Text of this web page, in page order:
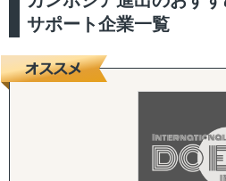
サポート企業一覧